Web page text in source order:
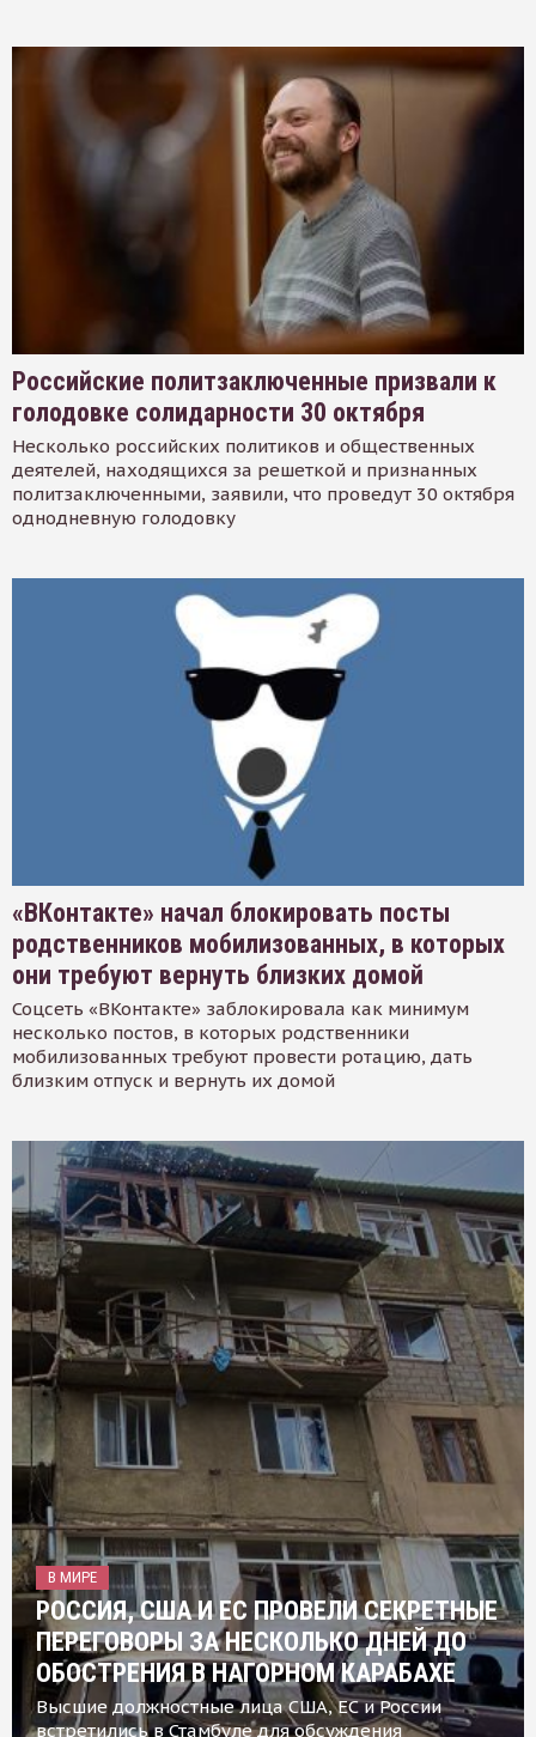
Российские политзаключенные призвали к
голодовке солидарности 30 октября
Несколько российских политиков и общественных
деятелей, находящихся за решеткой и признанных
политзаключенными, заявили, что проведут 30 октября
однодневную голодовку
«ВКонтакте» начал блокировать посты
родственников мобилизованных, в которых
они требуют вернуть близких домой
Соцсеть «ВКонтакте» заблокировала как минимум
несколько постов, в которых родственники
мобилизованных требуют провести ротацию, дать
близким отпуск и вернуть их домой
В МИРЕ
РОССИЯ, США И ЕС ПРОВЕЛИ СЕКРЕТНЫЕ
ПЕРЕГОВОРЫ ЗА НЕСКОЛЬКО ДНЕЙ ДО
ОБОСТРЕНИЯ В НАГОРНОМ КАРАБАХЕ
Высшие должностные лица США, ЕС и России
встретились в Стамбуле для обсуждения